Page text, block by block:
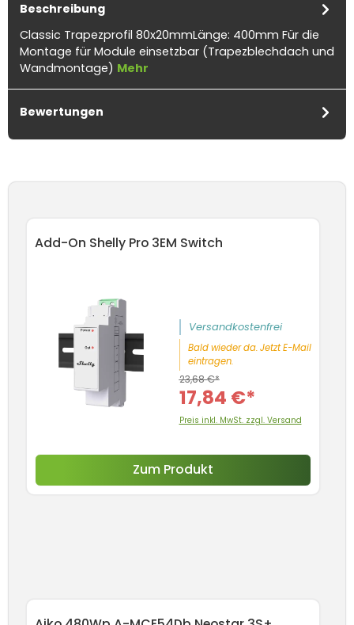
Beschreibung
Classic Trapezprofil 80x20mmLänge: 400mm Für die
Montage für Module einsetzbar (Trapezblechdach und
Wandmontage) Mehr
Bewertungen
Add-On Shelly Pro 3EM Switch
Versandkostenfrei
Bald wieder da. Jetzt E-Mail
eintragen.
17,84 €*
23,68 €*
Preis inkl. MwSt. zzgl. Versand
Zum Produkt